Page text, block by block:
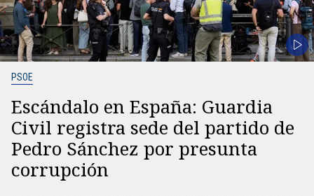
PSOE
Escándalo en España: Guardia
Civil registra sede del partido de
Pedro Sánchez por presunta
corrupción